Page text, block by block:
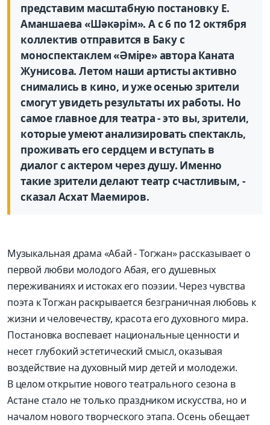
представим масштабную постановку Е.
Аманшаева «Шәкәрім». А с 6 по 12 октября
коллектив отправится в Баку с
моноспектаклем «Әміре» автора Каната
Жунисова. Летом наши артисты активно
снимались в кино, и уже осенью зрители
смогут увидеть результаты их работы. Но
самое главное для театра - это вы, зрители,
которые умеют анализировать спектакль,
проживать его сердцем и вступать в
диалог с актером через душу. Именно
такие зрители делают театр счастливым, -
сказал Асхат Маемиров.
Музыкальная драма «Абай - Тогжан» рассказывает о
первой любви молодого Абая, его душевных
переживаниях и истоках его поэзии. Через чувства
поэта к Тогжан раскрывается безграничная любовь к
жизни и человечеству, красота его духовного мира.
Постановка воспевает национальные ценности и
несет глубокий эстетический смысл, оказывая
воздействие на духовный мир детей и молодежи.
В целом открытие нового театрального сезона в
Астане стало не только праздником искусства, но и
началом нового творческого этапа. Осень обещает